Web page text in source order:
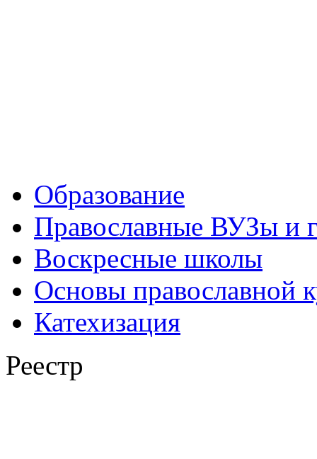
Образование
Православные ВУЗы и
Воскресные школы
Основы православной
Катехизация
Реестр